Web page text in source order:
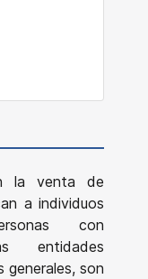
la venta de
a individuos
con
entidades
generales, son